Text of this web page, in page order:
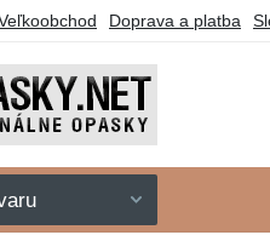
Doprava a platba